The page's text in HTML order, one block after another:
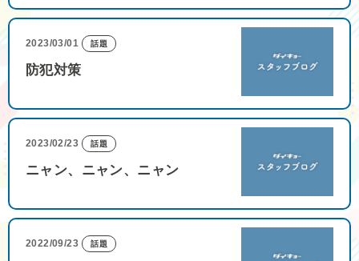
2023/03/01 話題
防犯対策
2023/02/23 話題
ニャン、ニャン、ニャン
2022/09/23 話題